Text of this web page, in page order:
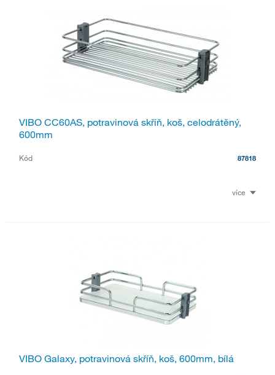
VIBO CC60AS, potravinová skříň, koš, celodrátěný,
600mm
Kód 87818
více
VIBO Galaxy, potravinová skříň, koš, 600mm, bílá